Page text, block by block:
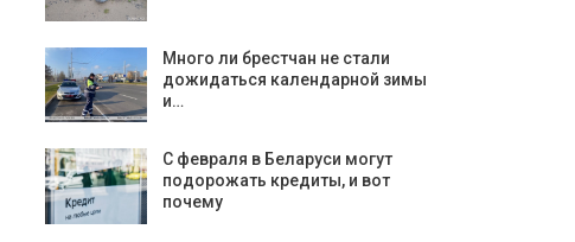
Много ли брестчан не стали
дожидаться календарной зимы
и…
С февраля в Беларуси могут
подорожать кредиты, и вот
почему